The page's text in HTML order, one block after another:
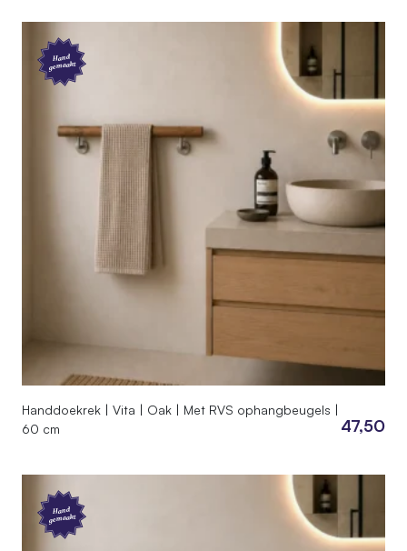
Hand
gemaakt
Handdoekrek | Vita | Oak | Met RVS ophangbeugels |
60 cm
47,50
Hand
gemaakt